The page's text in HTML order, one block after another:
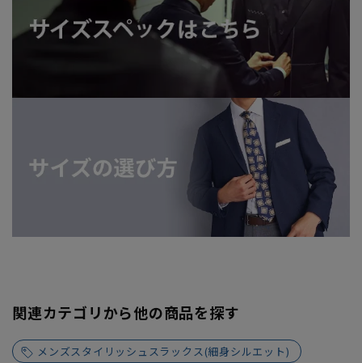
関連カテゴリから他の商品を探す
メンズスタイリッシュスラックス(細身シルエット)